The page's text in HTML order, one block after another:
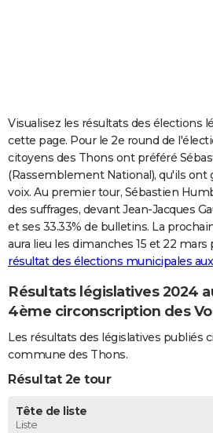
Carte de Noël
Carte Bonne année
Carte Saint-Valentin
Carte Pâques
Carte d'anniversaire
DICTIONNAIRE
Dictionnaire
Biographies
Citations
Expressions
Proverbes
PROGRAMME TV
COPAINS D'AVANT
S'inscrire
Se connecter
Lycées
Collèges
Primaires
Universités
Entreprises
Service militaire
Avis de recherche
AVIS DE DÉCÈS
Visualisez les résultats des élections
cette page. Pour le 2e round de
citoyens des Thons ont préféré
(Rassemblement National), qu'ils ont
voix. Au premier tour, Sébastien
des suffrages, devant Jean-Jacques
et ses 33.33% de bulletins. La
aura lieu les dimanches 15 et 22 mars
résultat des élections municipales
Résultats législatives 2024
4ème circonscription des
Les résultats des législatives publiés
commune des Thons.
Résultat 2e tour
Tête de liste
Liste